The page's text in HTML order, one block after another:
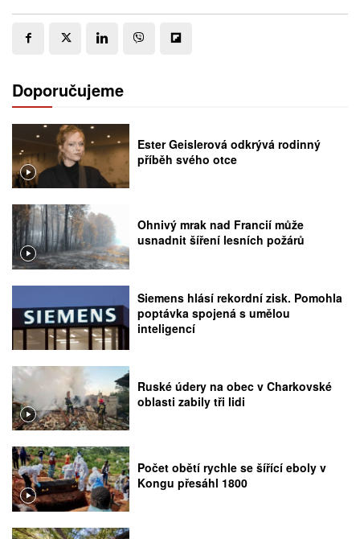
Doporučujeme
Ester Geislerová odkrývá rodinný
příběh svého otce
Ohnivý mrak nad Francií může
usnadnit šíření lesních požárů
Siemens hlásí rekordní zisk. Pomohla
poptávka spojená s umělou
inteligencí
Ruské údery na obec v Charkovské
oblasti zabily tři lidi
Počet obětí rychle se šířící eboly v
Kongu přesáhl 1800